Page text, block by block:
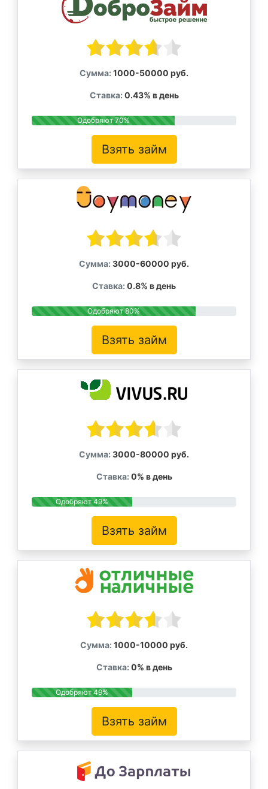
Сумма: 1000-50000 руб.
Ставка: 0.43% в день
Одобряют 70%
Взять займ
Сумма: 3000-60000 руб.
Ставка: 0.8% в день
Одобряют 80%
Взять займ
Сумма: 3000-80000 руб.
Ставка: 0% в день
Одобряют 49%
Взять займ
Сумма: 1000-10000 руб.
Ставка: 0% в день
Одобряют 49%
Взять займ